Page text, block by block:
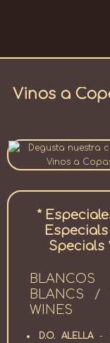
Vinos a
*
Specials
BLANCS /
WINES
D.O. ALELLA-